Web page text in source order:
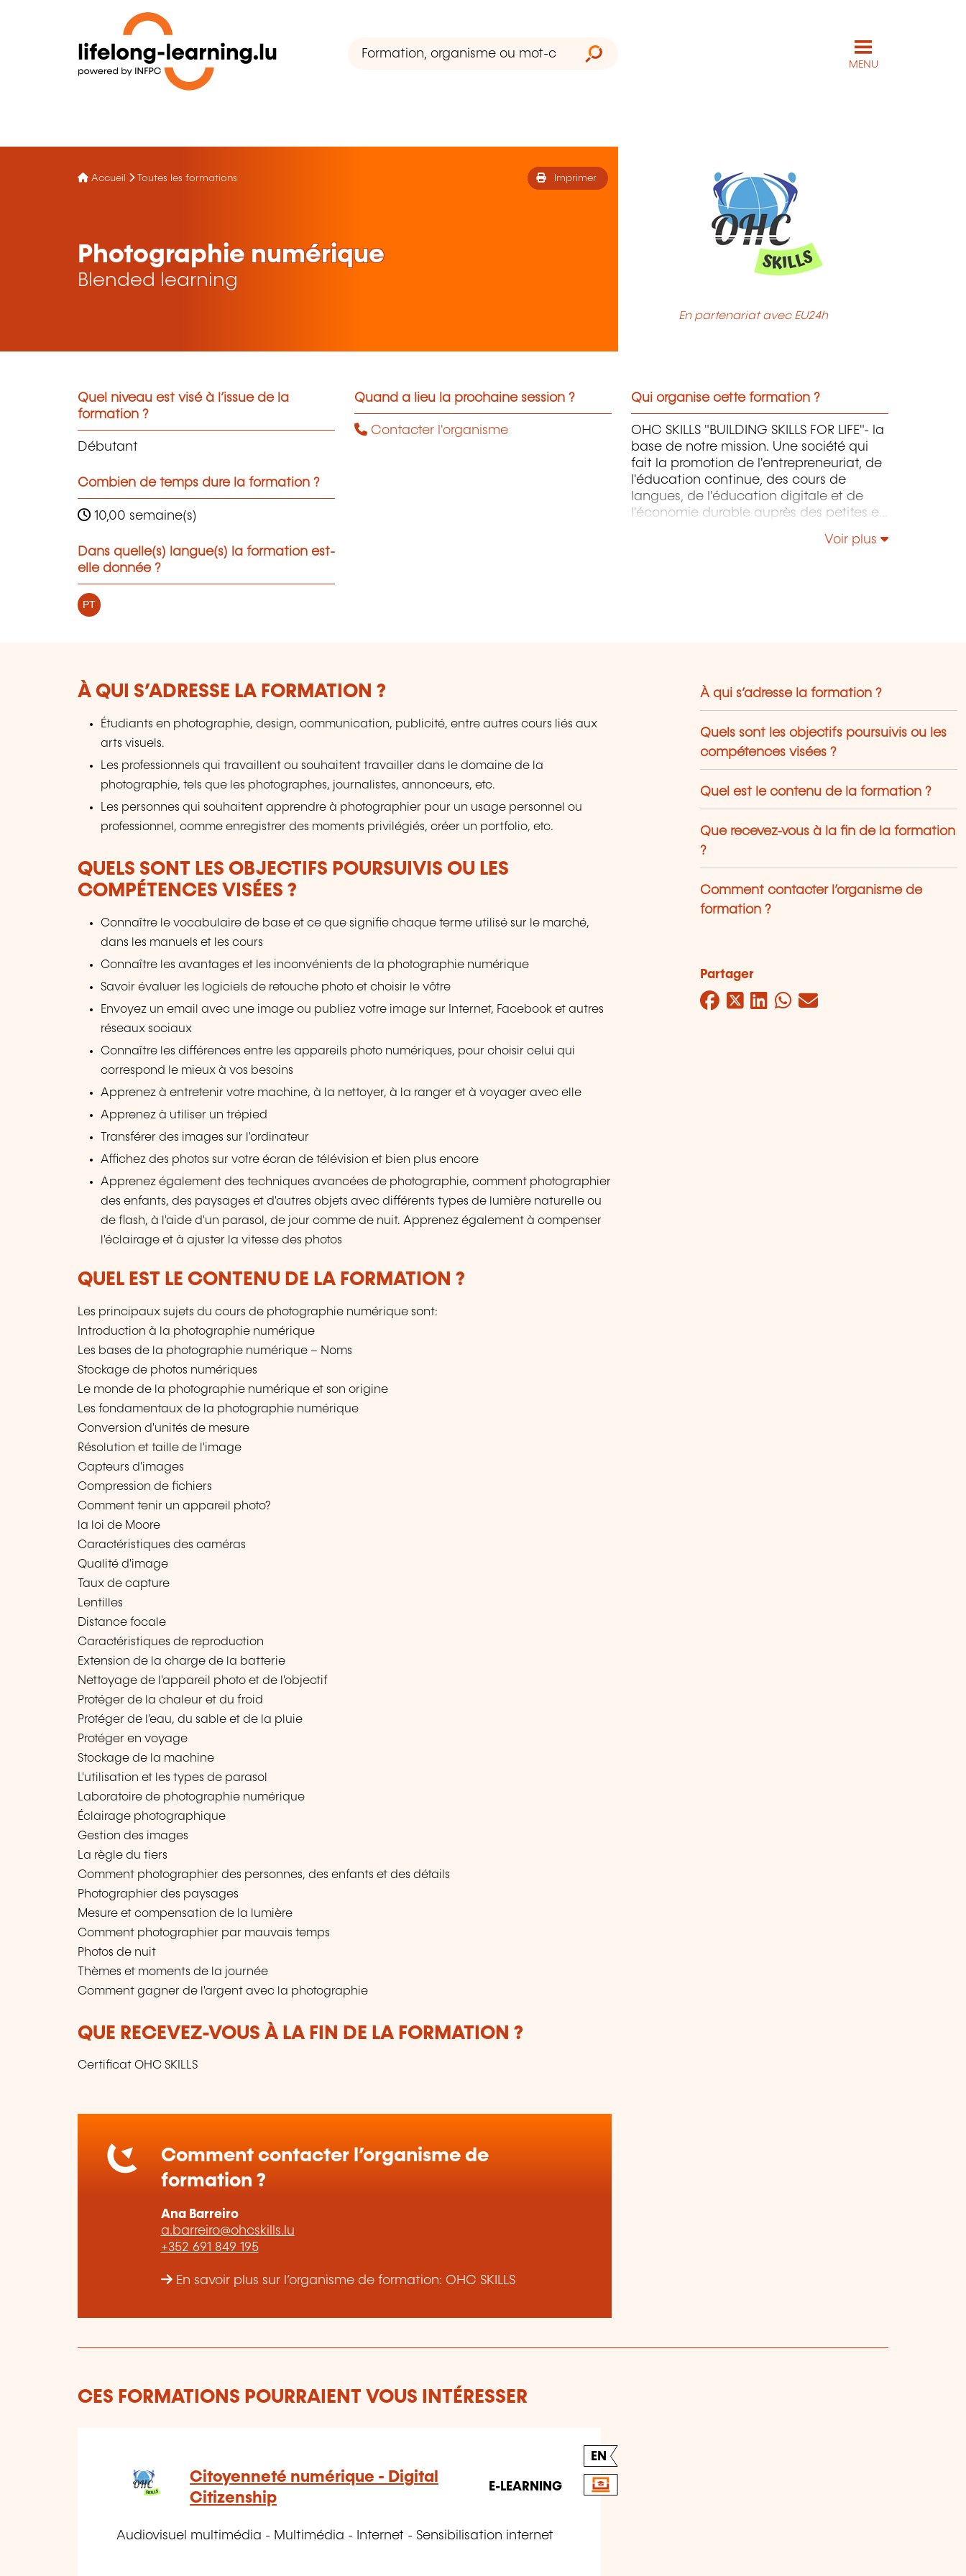
MENU
Accueil Toutes les formations Imprimer
Photographie numérique
Blended learning
En partenariat avec EU24h
Quel niveau est visé à l’issue de la
formation ?
Débutant
Combien de temps dure la formation ?
10,00 semaine(s)
Dans quelle(s) langue(s) la formation est-
elle donnée ?
PT
Quand a lieu la prochaine session ?
Contacter l'organisme
Qui organise cette formation ?
OHC SKILLS "BUILDING SKILLS FOR LIFE"- la
base de notre mission. Une société qui
fait la promotion de l'entrepreneuriat, de
l'éducation continue, des cours de
langues, de l'éducation digitale et de
l'économie durable auprès des petites et
Voir plus
À QUI S’ADRESSE LA FORMATION ?
Étudiants en photographie, design, communication, publicité, entre autres cours liés aux
arts visuels.
Les professionnels qui travaillent ou souhaitent travailler dans le domaine de la
photographie, tels que les photographes, journalistes, annonceurs, etc.
Les personnes qui souhaitent apprendre à photographier pour un usage personnel ou
professionnel, comme enregistrer des moments privilégiés, créer un portfolio, etc.
QUELS SONT LES OBJECTIFS POURSUIVIS OU LES
COMPÉTENCES VISÉES ?
Connaître le vocabulaire de base et ce que signifie chaque terme utilisé sur le marché,
dans les manuels et les cours
Connaître les avantages et les inconvénients de la photographie numérique
Savoir évaluer les logiciels de retouche photo et choisir le vôtre
Envoyez un email avec une image ou publiez votre image sur Internet, Facebook et autres
réseaux sociaux
Connaître les différences entre les appareils photo numériques, pour choisir celui qui
correspond le mieux à vos besoins
Apprenez à entretenir votre machine, à la nettoyer, à la ranger et à voyager avec elle
Apprenez à utiliser un trépied
Transférer des images sur l'ordinateur
Affichez des photos sur votre écran de télévision et bien plus encore
Apprenez également des techniques avancées de photographie, comment photographier
des enfants, des paysages et d'autres objets avec différents types de lumière naturelle ou
de flash, à l'aide d'un parasol, de jour comme de nuit. Apprenez également à compenser
l'éclairage et à ajuster la vitesse des photos
QUEL EST LE CONTENU DE LA FORMATION ?
Les principaux sujets du cours de photographie numérique sont:
Introduction à la photographie numérique
Les bases de la photographie numérique – Noms
Stockage de photos numériques
Le monde de la photographie numérique et son origine
Les fondamentaux de la photographie numérique
Conversion d'unités de mesure
Résolution et taille de l'image
Capteurs d'images
Compression de fichiers
Comment tenir un appareil photo?
la loi de Moore
Caractéristiques des caméras
Qualité d'image
Taux de capture
Lentilles
Distance focale
Caractéristiques de reproduction
Extension de la charge de la batterie
Nettoyage de l'appareil photo et de l'objectif
Protéger de la chaleur et du froid
Protéger de l'eau, du sable et de la pluie
Protéger en voyage
Stockage de la machine
L'utilisation et les types de parasol
Laboratoire de photographie numérique
Éclairage photographique
Gestion des images
La règle du tiers
Comment photographier des personnes, des enfants et des détails
Photographier des paysages
Mesure et compensation de la lumière
Comment photographier par mauvais temps
Photos de nuit
Thèmes et moments de la journée
Comment gagner de l'argent avec la photographie
QUE RECEVEZ-VOUS À LA FIN DE LA FORMATION ?
Certificat OHC SKILLS
Comment contacter l’organisme de
formation ?
Ana Barreiro
a.barreiro@ohcskills.lu
+352 691 849 195
En savoir plus sur l’organisme de formation: OHC SKILLS
À qui s’adresse la formation ?
Quels sont les objectifs poursuivis ou les
compétences visées ?
Quel est le contenu de la formation ?
Que recevez-vous à la fin de la formation
?
Comment contacter l’organisme de
formation ?
Partager
Facebook
Twitter
LinkedIn
WhatsApp
Mail
CES FORMATIONS POURRAIENT VOUS INTÉRESSER
EN
Citoyenneté numérique - Digital
Citizenship
E-LEARNING
Audiovisuel multimédia - Multimédia - Internet - Sensibilisation internet